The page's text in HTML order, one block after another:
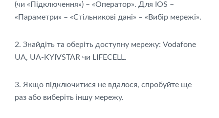
(чи «Підключення») – «Оператор». Для IOS –
«Параметри» – «Стільникові дані» – «Вибір мережі».
2. Знайдіть та оберіть доступну мережу: Vodafone
UA, UA-KYIVSTAR чи LIFECELL.
3. Якщо підключитися не вдалося, спробуйте ще
раз або виберіть іншу мережу.